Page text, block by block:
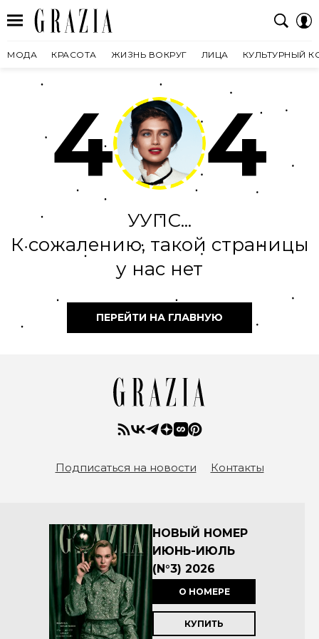
МОДА КРАСОТА ЖИЗНЬ ВОКРУГ ЛИЦА КУЛЬТУРНЫЙ
4 4
УУПС...
К сожалению, такой страницы
у нас нет
ПЕРЕЙТИ НА ГЛАВНУЮ
Подписаться на новости Контакты
НОВЫЙ НОМЕР
ИЮНЬ-ИЮЛЬ
(N°3) 2026
О НОМЕРЕ
КУПИТЬ